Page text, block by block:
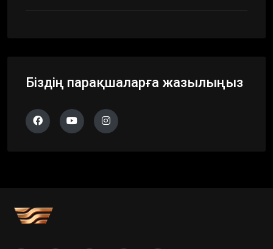
Біздің парақшаларға жазылыңыз